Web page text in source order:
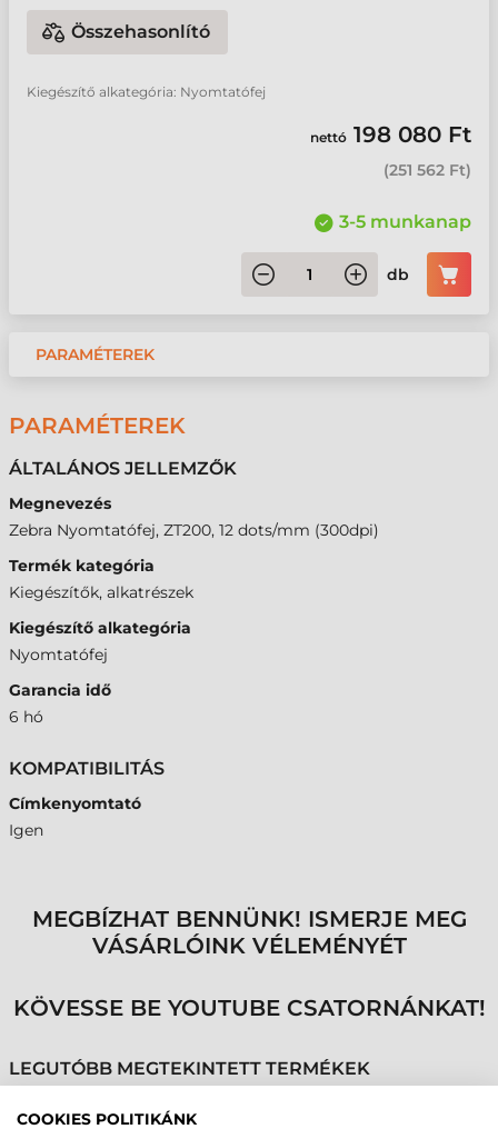
Összehasonlító
Kiegészítő alkategória: Nyomtatófej
nettó 198 080 Ft
(251 562 Ft)
3-5 munkanap
db
PARAMÉTEREK
PARAMÉTEREK
ÁLTALÁNOS JELLEMZŐK
Megnevezés
Zebra Nyomtatófej, ZT200, 12 dots/mm (300dpi)
Termék kategória
Kiegészítők, alkatrészek
Kiegészítő alkategória
Nyomtatófej
Garancia idő
6 hó
KOMPATIBILITÁS
Címkenyomtató
Igen
MEGBÍZHAT BENNÜNK! ISMERJE MEG
VÁSÁRLÓINK VÉLEMÉNYÉT
KÖVESSE BE YOUTUBE CSATORNÁNKAT!
LEGUTÓBB MEGTEKINTETT TERMÉKEK
COOKIES POLITIKÁNK